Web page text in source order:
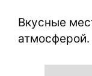
Вкусные
атмосферой.